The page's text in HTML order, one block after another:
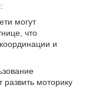
могут
что
и
моторику